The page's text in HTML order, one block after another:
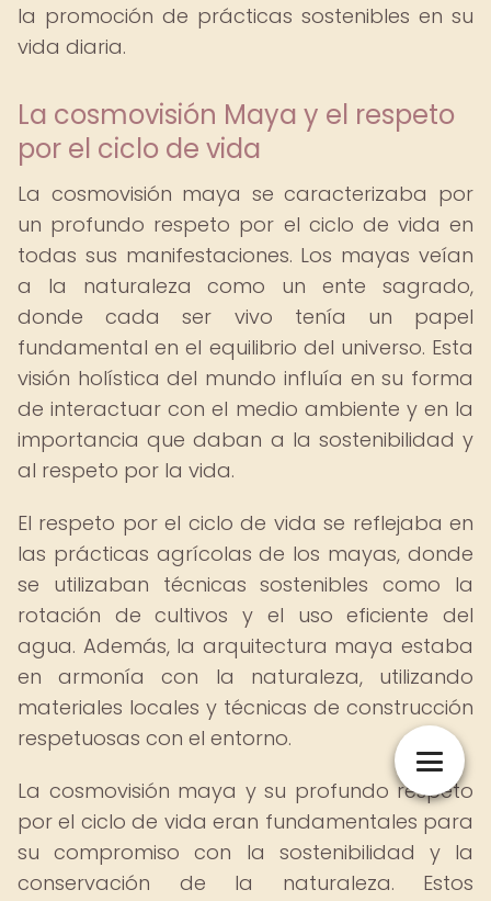
la promoción de prácticas sostenibles en su
vida diaria.
La cosmovisión Maya y el respeto
por el ciclo de vida
La cosmovisión maya se caracterizaba por
un profundo respeto por el ciclo de vida en
todas sus manifestaciones. Los mayas veían
a la naturaleza como un ente sagrado,
donde cada ser vivo tenía un papel
fundamental en el equilibrio del universo. Esta
visión holística del mundo influía en su forma
de interactuar con el medio ambiente y en la
importancia que daban a la sostenibilidad y
al respeto por la vida.
El respeto por el ciclo de vida se reflejaba en
las prácticas agrícolas de los mayas, donde
se utilizaban técnicas sostenibles como la
rotación de cultivos y el uso eficiente del
agua. Además, la arquitectura maya estaba
en armonía con la naturaleza, utilizando
materiales locales y técnicas de construcción
respetuosas con el entorno.
La cosmovisión maya y su profundo respeto
por el ciclo de vida eran fundamentales para
su compromiso con la sostenibilidad y la
conservación de la naturaleza. Estos